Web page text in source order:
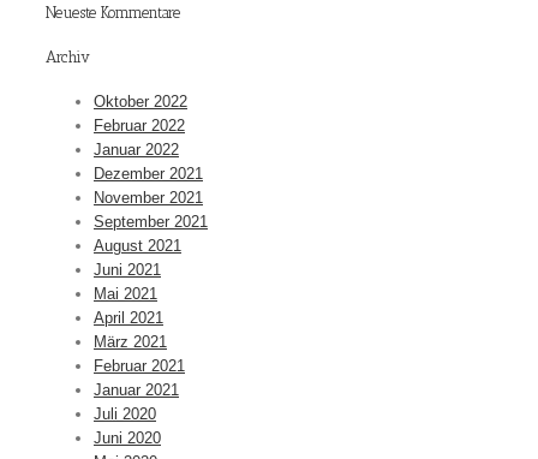
Neueste Kommentare
Archiv
Oktober 2022
Februar 2022
Januar 2022
Dezember 2021
November 2021
September 2021
August 2021
Juni 2021
Mai 2021
April 2021
März 2021
Februar 2021
Januar 2021
Juli 2020
Juni 2020